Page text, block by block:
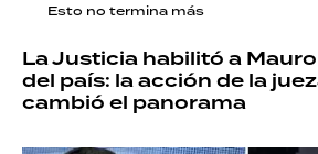
Esto no termina más
La Justicia habilitó a
del país: la acción de la
cambió el panorama